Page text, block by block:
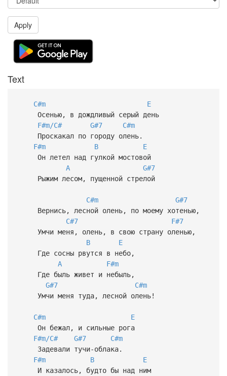
Apply
Text
C#m
E
Осенью, в дождливый серый день
F#m/C#
G#7
C#m
Проскакал по городу олень.
F#m
B
E
Он летел над гулкой мостовой
A
G#7
Рыжим лесом, пущенной стрелой
C#m
G#7
Вернись, лесной олень, по моему хотенью,
C#7
F#7
Умчи меня, олень, в свою страну оленью,
B
E
Где сосны рвутся в небо,
A
F#m
Где быль живет и небыль,
G#7
C#m
Умчи меня туда, лесной олень!
C#m
E
Он бежал, и сильные рога
F#m/C#
G#7
C#m
Задевали тучи-облака.
F#m
B
E
И казалось, будто бы над ним